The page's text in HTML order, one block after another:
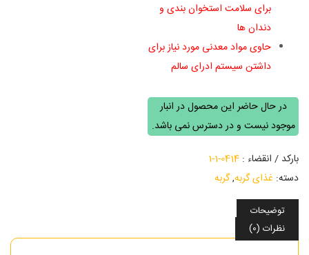
برای سلامت استخوان بندی و
دندان ها
حاوی مواد معدنی مورد نیاز برای
داشتن سیستم ادرای سالم
در حال حاضر این محصول در انبار
موجود نیست و در دسترس نمی باشد.
بارکد / انقضاء :0414-1-1
دسته: غذای گربه,گربه
توضیحات
نظرات (0)